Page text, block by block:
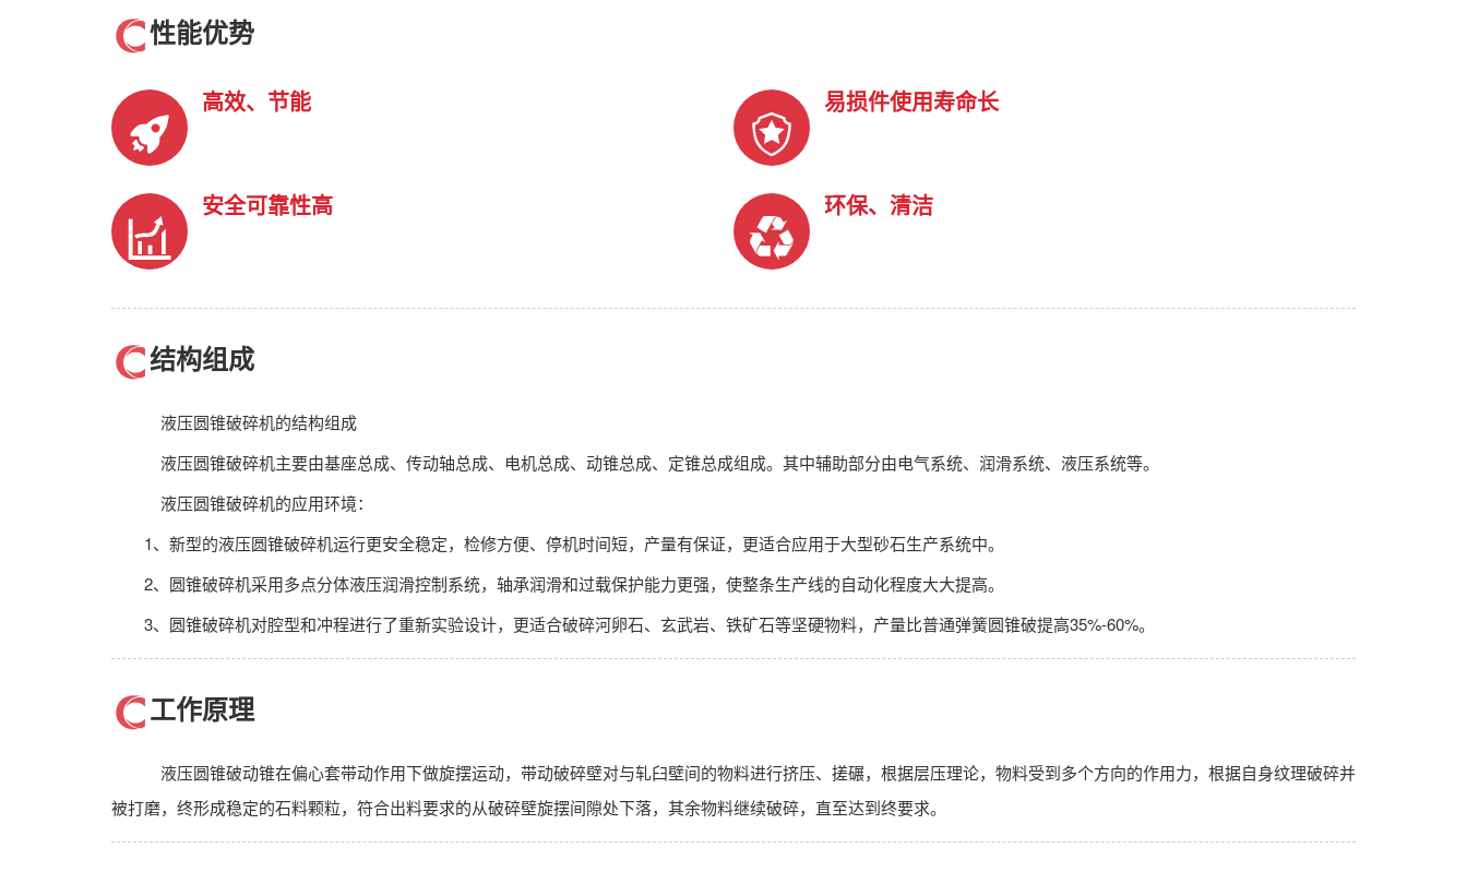
性能优势
高效、节能 易损件使用寿命长
安全可靠性高 环保、清洁
结构组成
液压圆锥破碎机的结构组成
液压圆锥破碎机主要由基座总成、传动轴总成、电机总成、动锥总成、定锥总成组成。其中辅助部分由电气系统、润滑系统、液压系统等。
液压圆锥破碎机的应用环境：
1、新型的液压圆锥破碎机运行更安全稳定，检修方便、停机时间短，产量有保证，更适合应用于大型砂石生产系统中。
2、圆锥破碎机采用多点分体液压润滑控制系统，轴承润滑和过载保护能力更强，使整条生产线的自动化程度大大提高。
3、圆锥破碎机对腔型和冲程进行了重新实验设计，更适合破碎河卵石、玄武岩、铁矿石等坚硬物料，产量比普通弹簧圆锥破提高35%-60%。
工作原理
液压圆锥破动锥在偏心套带动作用下做旋摆运动，带动破碎壁对与轧臼壁间的物料进行挤压、搓碾，根据层压理论，物料受到多个方向的作用力，根据自身纹理破碎并
被打磨，终形成稳定的石料颗粒，符合出料要求的从破碎壁旋摆间隙处下落，其余物料继续破碎，直至达到终要求。